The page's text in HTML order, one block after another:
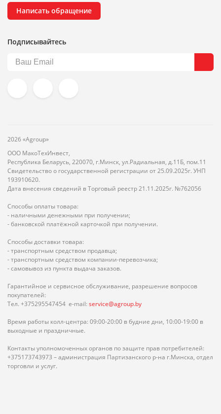
Написать обращение
Подписывайтесь
2026 «Agroup»
ООО МакоТехИнвест,
Республика Беларусь, 220070, г.Минск, ул.Радиальная, д.11Б, пом.11
Свидетельство о государственной регистрации от 25.09.2025г. УНП
193910620.
Дата внесения сведений в Торговый реестр 21.11.2025г. №762056
Способы оплаты товара:
- наличными денежными при получении;
- банковской платёжной карточкой при получении.
Способы доставки товара:
- транспортным средством продавца;
- транспортным средством компании-перевозчика;
- самовывоз из пункта выдача заказов.
Гарантийное и сервисное обслуживание, разрешение вопросов
покупателей:
Тел. +375295547454 e-mail: service@agroup.by
Время работы колл-центра: 09:00-20:00 в будние дни, 10:00-19:00 в
выходные и праздничные.
Контакты уполномоченных органов по защите прав потребителей:
+375173743973 – администрация Партизанского р-на г.Минска, отдел
торговли и услуг.